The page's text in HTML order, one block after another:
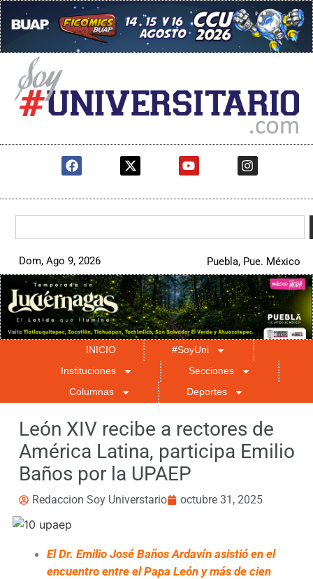
Dom, Ago 9, 2026 Puebla, Pue. México
INICIO
#SoyUni
Instituciones
Secciones
Columnas
Deportes
León XIV recibe a rectores de
América Latina, participa Emilio
Baños por la UPAEP
Redaccion Soy Universtario octubre 31, 2025
El Dr. Emilio José Baños Ardavín asistió en el
encuentro entre el Papa León y más de cien